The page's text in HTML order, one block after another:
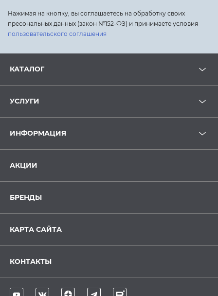
Нажимая на кнопку, вы соглашаетесь на обработку своих
пресональных данных (закон №152-ФЗ) и принимаете условия
пользовательского соглашения
КАТАЛОГ
УСЛУГИ
ИНФОРМАЦИЯ
АКЦИИ
БРЕНДЫ
КАРТА САЙТА
КОНТАКТЫ